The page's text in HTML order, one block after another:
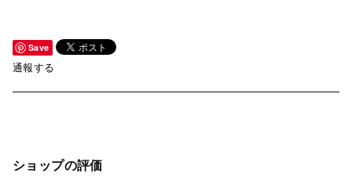
Save
通報する
ショップの評価